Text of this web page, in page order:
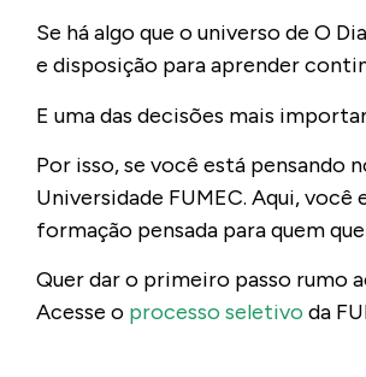
Se há algo que o universo de O
e disposição para aprender
E uma das decisões mais
Por isso, se você está pensando
Universidade FUMEC. Aqui,
formação pensada para quem
Quer dar o primeiro passo rumo
Acesse o processo seletivo da